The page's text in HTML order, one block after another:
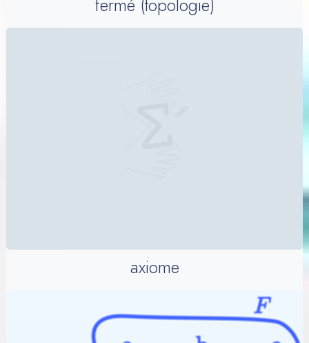
axiome